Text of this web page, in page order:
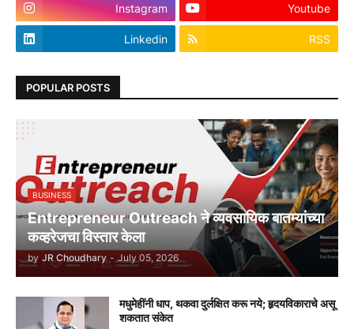
Instagram Youtube
Linkedin RSS
POPULAR POSTS
BUSINESS
Entrepreneur Outreach ने व्यवसायिक बातम्यांच्या
कव्हरेजचा विस्तार केला
by JR Choudhary - July 05, 2026
मधुमेहींनी धाप, थकवा दुर्लक्षित करू नये; हृदयविकाराचे असू
शकतात संकेत